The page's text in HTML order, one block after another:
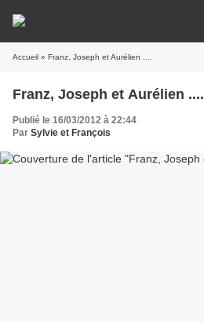
Accueil » Franz, Joseph et Aurélien ....
Franz, Joseph et Aurélien ....
Publié le 16/03/2012 à 22:44
Par Sylvie et François